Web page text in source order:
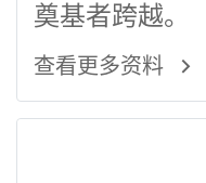
奠基者跨越。
查看更多资料